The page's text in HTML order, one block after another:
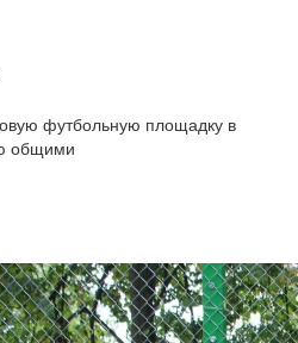
футбольную площадку в
общими